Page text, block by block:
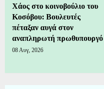
Χάος στο κοινοβούλιο του
Κοσόβου: Βουλευτές
πέταξαν αυγά στον
αναπληρωτή πρωθυπουργό
08 Αυγ, 2026